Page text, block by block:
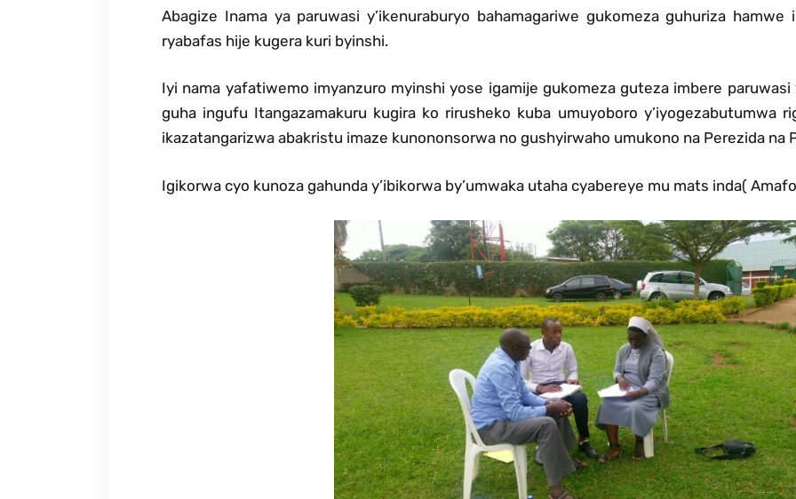
Abagize Inama ya paruwasi y’ikenuraburyo bahamagariwe gukomeza guhuriza
ryabafas hije kugera kuri byinshi.
Iyi nama yafatiwemo imyanzuro myinshi yose igamije gukomeza guteza imbere
guha ingufu Itangazamakuru kugira ko rirusheko kuba umuyoboro y’iyogezabutumwa
ikazatangarizwa abakristu imaze kunononsorwa no gushyirwaho umukono na Perezida na
Igikorwa cyo kunoza gahunda y’ibikorwa by’umwaka utaha cyabereye mu mats inda(